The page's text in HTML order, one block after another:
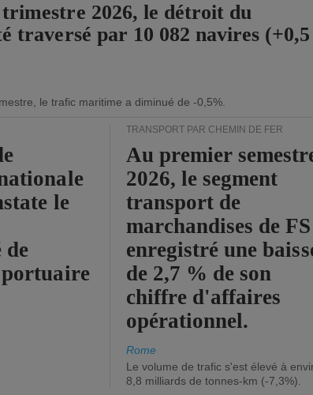
2026, le détroit du
traversé par 10 082 navires (+0,5
le trafic maritime a diminué de -0,5%.
le
de
portuaire
TRANSPORT PAR CHEMIN DE FER
Au premier
2026, le segment
transport de
marchandises de
enregistré une
de 2,7 % de son
chiffre d'affaires
opérationnel.
Rome
Le volume de trafic s'est élevé à
8,8 milliards de tonnes-km (-7,3%).